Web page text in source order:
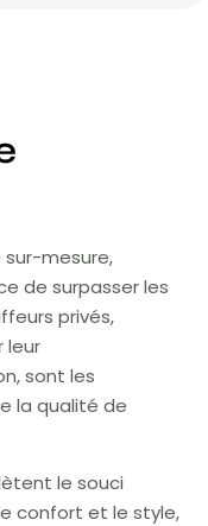
sur-mesure,
de surpasser les
privés,
leur
sont les
la qualité de
le souci
confort et le style,